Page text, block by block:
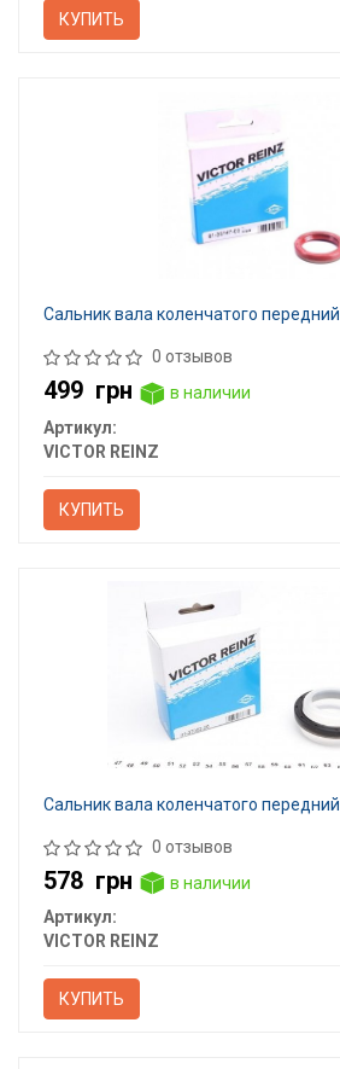
КУПИТЬ
Сальник вала коленчатого передний
0 отзывов
499 грн
в наличии
Артикул:
VICTOR REINZ
КУПИТЬ
Сальник вала коленчатого передний
0 отзывов
578 грн
в наличии
Артикул:
VICTOR REINZ
КУПИТЬ